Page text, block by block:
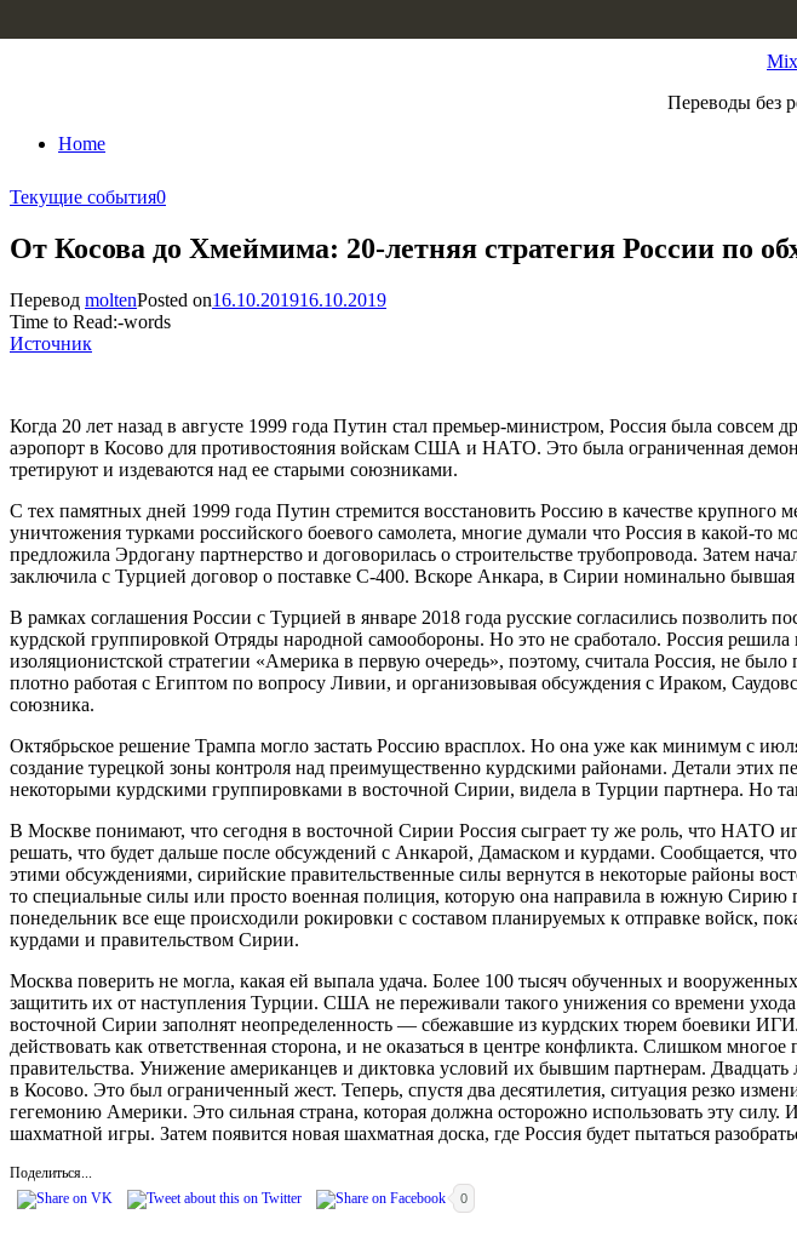
Переводы без
Home
Текущие события0
От Косова до Хмеймима: 20-летняя стратегия России по
Перевод moltenPosted on16.10.201916.10.2019
Time to Read:-words
Источник
Когда 20 лет назад в августе 1999 года Путин стал премьер-министром, Россия была совсем
аэропорт в Косово для противостояния войскам США и НАТО. Это была ограниченная
третируют и издеваются над ее старыми союзниками.
С тех памятных дней 1999 года Путин стремится восстановить Россию в качестве
уничтожения турками российского боевого самолета, многие думали что Россия в какой-
предложила Эрдогану партнерство и договорилась о строительстве трубопровода. Затем
заключила с Турцией договор о поставке С-400. Вскоре Анкара, в Сирии номинально бывшая
В рамках соглашения России с Турцией в январе 2018 года русские согласились
курдской группировкой Отряды народной самообороны. Но это не сработало. Россия
изоляционистской стратегии «Америка в первую очередь», поэтому, считала Россия, не
плотно работая с Египтом по вопросу Ливии, и организовывая обсуждения с Ираком,
союзника.
Октябрьское решение Трампа могло застать Россию врасплох. Но она уже как минимум с
создание турецкой зоны контроля над преимущественно курдскими районами. Детали этих
некоторыми курдскими группировками в восточной Сирии, видела в Турции партнера. Но
В Москве понимают, что сегодня в восточной Сирии Россия сыграет ту же роль, что НАТО
решать, что будет дальше после обсуждений с Анкарой, Дамаском и курдами. Сообщается,
этими обсуждениями, сирийские правительственные силы вернутся в некоторые районы
то специальные силы или просто военная полиция, которую она направила в южную Сирию
понедельник все еще происходили рокировки с составом планируемых к отправке войск,
курдами и правительством Сирии.
Москва поверить не могла, какая ей выпала удача. Более 100 тысяч обученных и
защитить их от наступления Турции. США не переживали такого унижения со времени
восточной Сирии заполнят неопределенность — сбежавшие из курдских тюрем боевики
действовать как ответственная сторона, и не оказаться в центре конфликта. Слишком
правительства. Унижение американцев и диктовка условий их бывшим партнерам.
в Косово. Это был ограниченный жест. Теперь, спустя два десятилетия, ситуация резко
гегемонию Америки. Это сильная страна, которая должна осторожно использовать эту
шахматной игры. Затем появится новая шахматная доска, где Россия будет пытаться
Поделиться...
0